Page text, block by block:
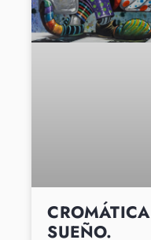
SUEÑO.